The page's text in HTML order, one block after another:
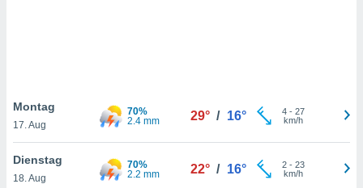
können
Montag
17. Aug
70%
2.4 mm
29° / 16° 4- 27
km/h
Dienstag
18. Aug
70%
2.2 mm
22° / 16° 2- 23
km/h